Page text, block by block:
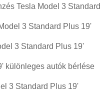
Tesla Model 3 Standard
3 Standard Plus 19'
3 Standard Plus 19'
különleges autók bérlése
3 Standard Plus 19'